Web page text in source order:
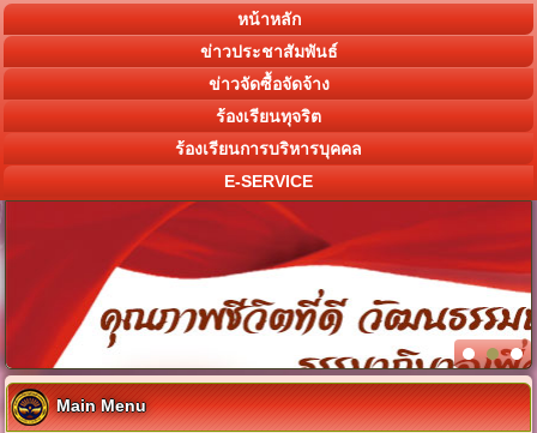
หน้าหลัก
ข่าวประชาสัมพันธ์
ข่าวจัดซื้อจัดจ้าง
ร้องเรียนทุจริต
ร้องเรียนการบริหารบุคคล
E-SERVICE
Main Menu